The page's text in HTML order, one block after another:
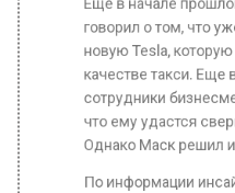
новую Tesla, которую
качестве такси. Еще
сотрудники
что ему удастся
Однако Маск решил
По информации